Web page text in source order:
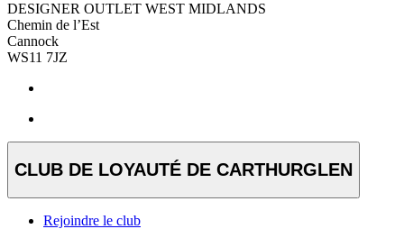
DESIGNER OUTLET WEST MIDLANDS
Chemin de l’Est
Cannock
WS11 7JZ
CLUB DE LOYAUTÉ DE CARTHURGLEN
Rejoindre le club